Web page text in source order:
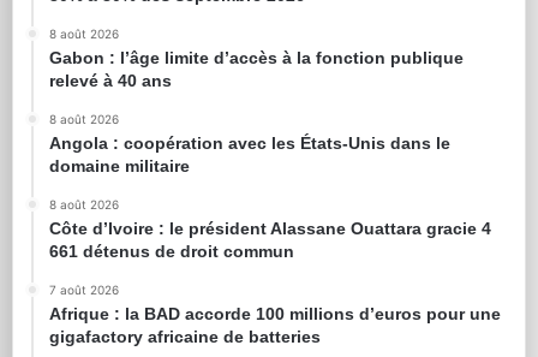
8 août 2026
Gabon : l’âge limite d’accès à la fonction publique
relevé à 40 ans
8 août 2026
Angola : coopération avec les États-Unis dans le
domaine militaire
8 août 2026
Côte d’Ivoire : le président Alassane Ouattara gracie 4
661 détenus de droit commun
7 août 2026
Afrique : la BAD accorde 100 millions d’euros pour une
gigafactory africaine de batteries